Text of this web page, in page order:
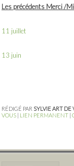
Les précédents Merci /
11 juillet
13 juin
RÉDIGÉ PAR SYLVIE ART DE
VOUS | LIEN PERMANENT |